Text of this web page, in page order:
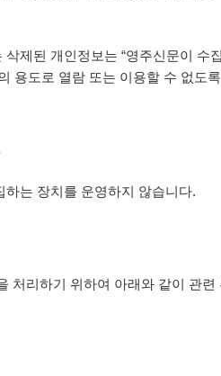
제된 개인정보는 “영주신문이 수
용도로 열람 또는 이용할 수 없도
는 장치를 운영하지 않습니다.
처리하기 위하여 아래와 같이 관련